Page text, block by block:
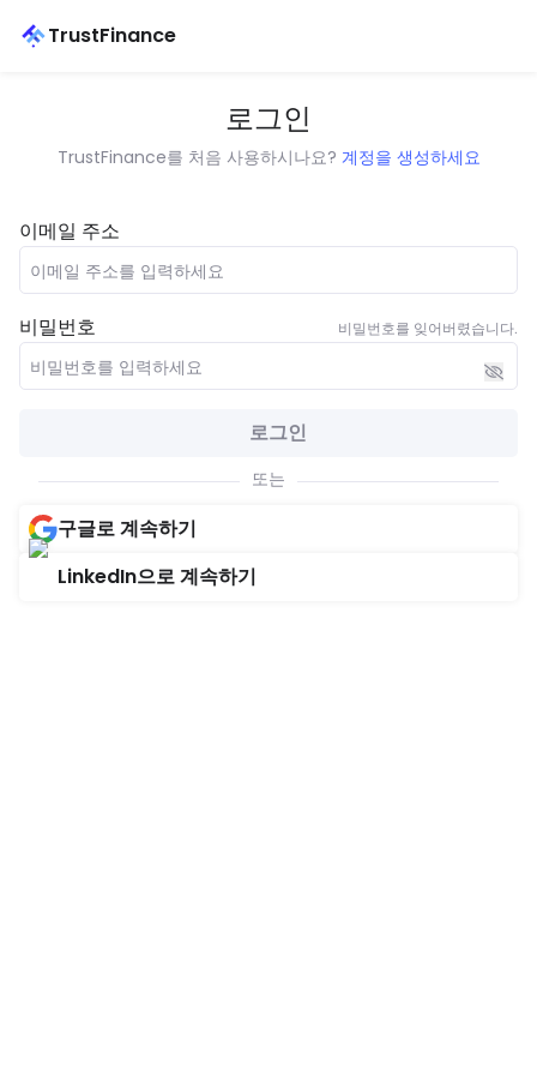
TrustFinance
로그인
TrustFinance를 처음 사용하시나요? 계정을 생성하세요
이메일 주소
비밀번호 비밀번호를 잊어버렸습니다.
로그인
또는
구글로 계속하기
LinkedIn으로 계속하기